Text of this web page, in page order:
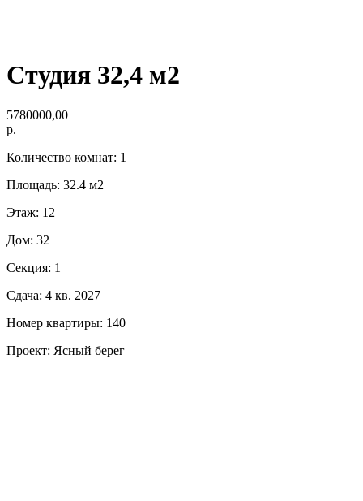
Студия 32,4 м2
5780000,00
р.
Количество комнат: 1
Площадь: 32.4 м2
Этаж: 12
Дом: 32
Секция: 1
Сдача: 4 кв. 2027
Номер квартиры: 140
Проект: Ясный берег